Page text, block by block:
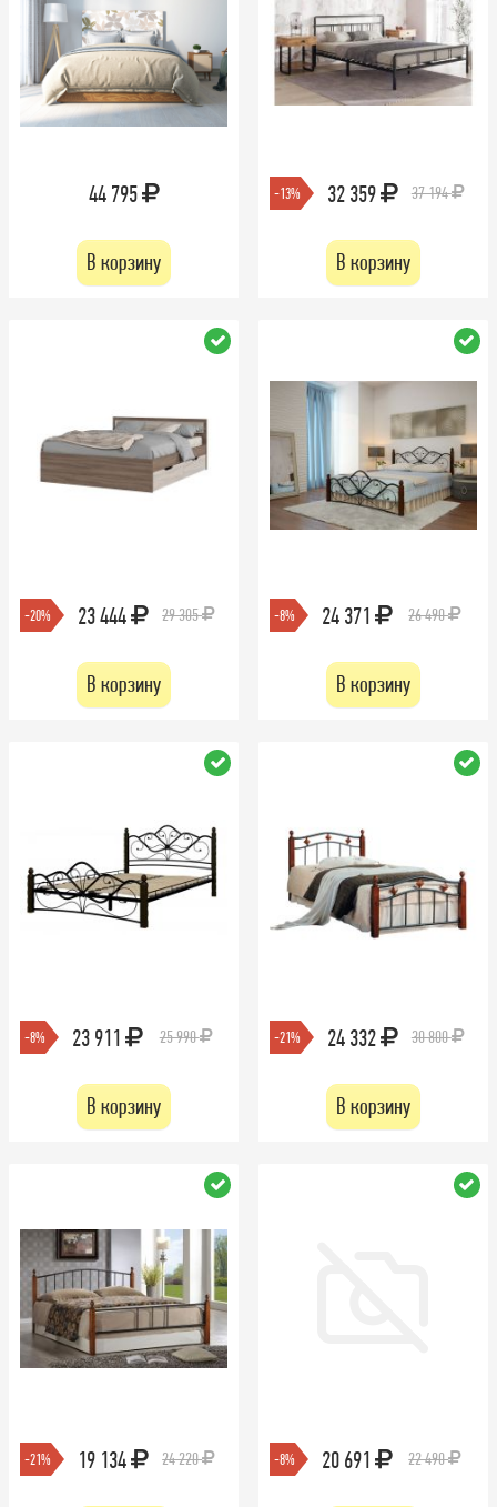
44 795
В корзину
-13% 32 359 37 194
В корзину
-20% 23 444 29 305
В корзину
-8% 24 371 26 490
В корзину
-8% 23 911 25 990
В корзину
-21% 24 332 30 800
В корзину
-21% 19 134 24 220 -8% 20 691 22 490